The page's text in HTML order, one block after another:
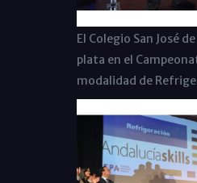
El Colegio San José
plata en el
modalidad de